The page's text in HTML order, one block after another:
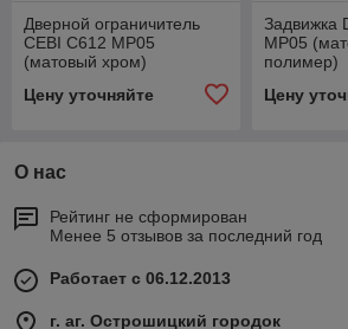
Дверной ограничитель
CEBI C612 MP05
(матовый хром)
Цену уточняйте
Задвижка
MP05
полимер)
Цену
О нас
Рейтинг не сформирован
Менее 5 отзывов за последний год
Работает с 06.12.2013
г. аг. Острошицкий городок